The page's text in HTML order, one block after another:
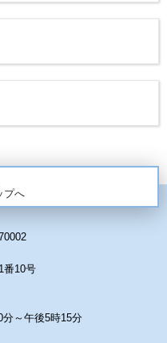
プへ
番10号
～午後5時15分